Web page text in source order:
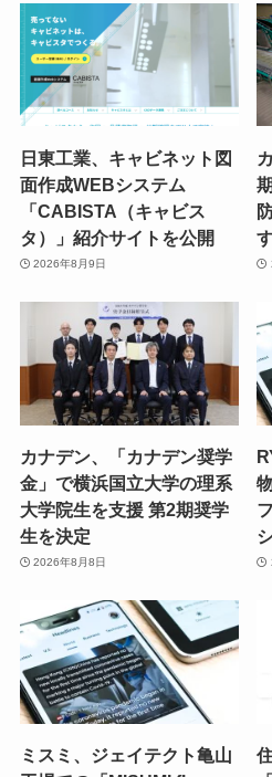
日東工業、キャビネット図
面作成WEBシステム
「CABISTA（キャビス
タ）」紹介サイトを公開
2026年8月9日
カナデン、「カナデン奨学
金」で横浜国立大学の理系
大学院生を支援 第2期奨学
生を決定
2026年8月8日
ミスミ、ジェイテクト亀山